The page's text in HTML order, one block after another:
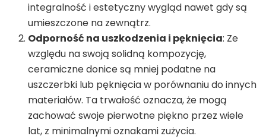
integralność i estetyczny wygląd nawet gdy są
umieszczone na zewnątrz.
Odporność na uszkodzenia i pęknięcia: Ze
względu na swoją solidną kompozycję,
ceramiczne donice są mniej podatne na
uszczerbki lub pęknięcia w porównaniu do innych
materiałów. Ta trwałość oznacza, że mogą
zachować swoje pierwotne piękno przez wiele
lat, z minimalnymi oznakami zużycia.